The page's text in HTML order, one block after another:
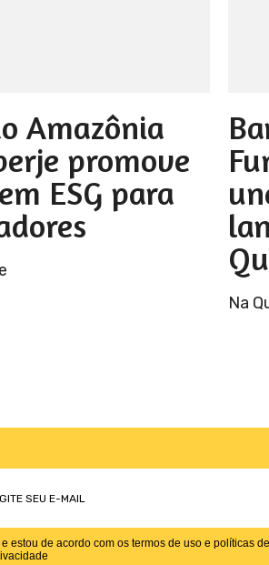
Amazônia
promove
ESG para
Na
e estou de acordo com os termos de uso e políticas de